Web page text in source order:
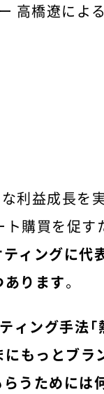
高橋遼による
利益成長を
ト購買を促す
ィングに代
ります。
ィング手法「
にもっとブラ
うためには